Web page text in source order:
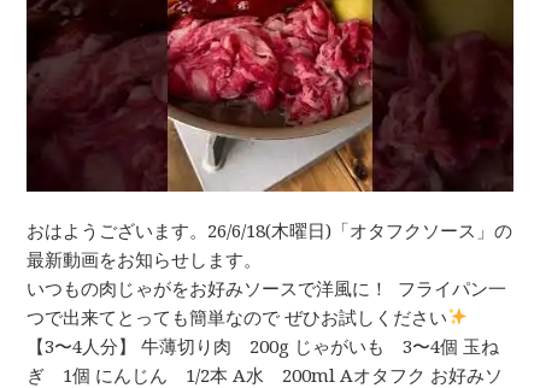
おはようございます。26/6/18(木曜日)「オタフクソース」の
最新動画をお知らせします。
いつもの肉じゃがをお好みソースで洋風に！ ⁡ フライパン一
つで出来てとっても簡単なので⁡ ぜひお試しください
【3〜4人分】 牛薄切り肉 200g じゃがいも 3〜4個 玉ね
ぎ 1個 にんじん 1/2本 A水 200ml Aオタフク お好みソ